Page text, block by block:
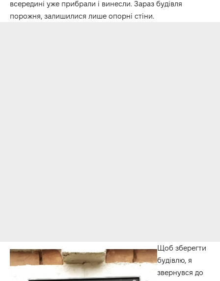
всередині уже прибрали і винесли. Зараз будівля
порожня, залишилися лише опорні стіни.
Щоб зберегти
будівлю, я
звернувся до